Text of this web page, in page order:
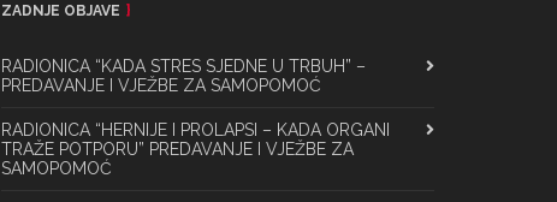
ZADNJE OBJAVE
RADIONICA “KADA STRES SJEDNE U TRBUH” –
PREDAVANJE I VJEŽBE ZA SAMOPOMOĆ
RADIONICA “HERNIJE I PROLAPSI – KADA ORGANI
TRAŽE POTPORU” PREDAVANJE I VJEŽBE ZA
SAMOPOMOĆ